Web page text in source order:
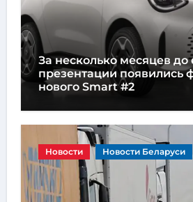
За несколько месяцев до
презентации появились
нового Smart #2
Новости Новости Беларуси